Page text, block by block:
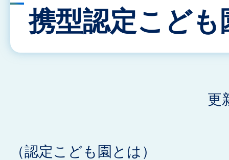
携型認定こども
更
（認定こども園とは）